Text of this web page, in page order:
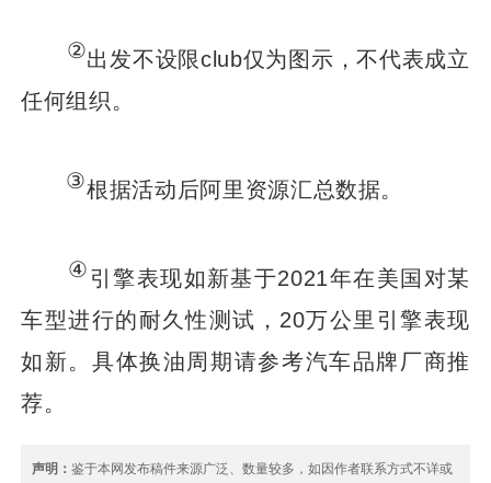
②出发不设限club仅为图示，不代表成立
任何组织。
③根据活动后阿里资源汇总数据。
④引擎表现如新基于2021年在美国对某
车型进行的耐久性测试，20万公里引擎表现
如新。具体换油周期请参考汽车品牌厂商推
荐。
声明：鉴于本网发布稿件来源广泛、数量较多，如因作者联系方式不详或